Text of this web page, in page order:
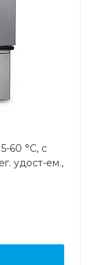
60 °С, с
удост-ем.,